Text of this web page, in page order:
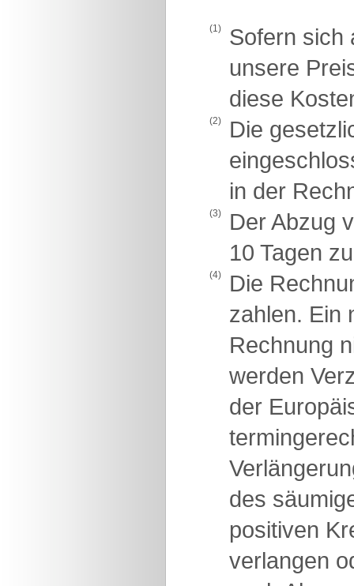
(1)
Sofern sich
unsere
diese
(2)
Die
in der
(3)
Der Abzug
10 Tagen
(4)
Die
zahlen. Ein
Rechnung
werden
der
des
positiven
verlangen